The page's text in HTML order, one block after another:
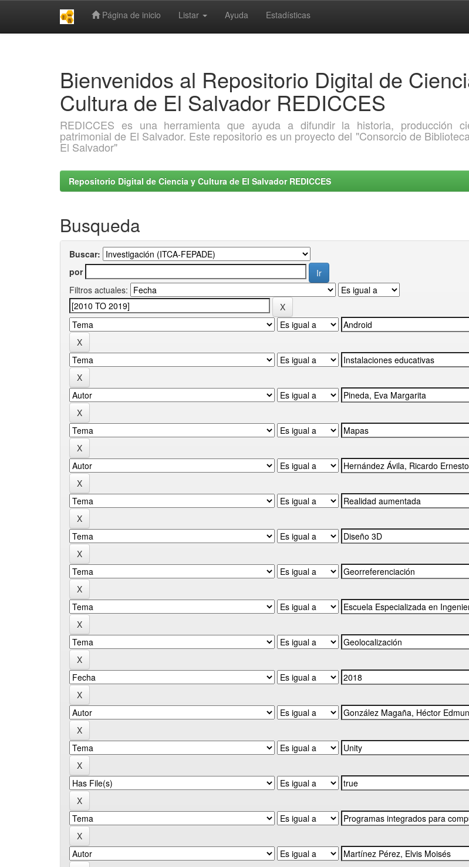
Página de inicio Listar Ayuda Estadísticas
Bienvenidos al Repositorio Digital de
Cultura de El Salvador REDICCES
REDICCES es una herramienta que ayuda a difundir la historia, producción
patrimonial de El Salvador. Este repositorio es un proyecto del "Consorcio de
El Salvador"
Repositorio Digital de Ciencia y Cultura de El Salvador REDICCES
Busqueda
Buscar:
por
Filtros actuales: